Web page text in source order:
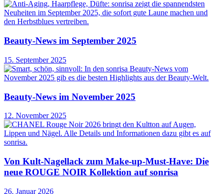
Beauty-News im September 2025
15. September 2025
Beauty-News im November 2025
12. November 2025
Von Kult-Nagellack zum Make-up-Must-Have: Die
neue ROUGE NOIR Kollektion auf sonrisa
26. Januar 2026